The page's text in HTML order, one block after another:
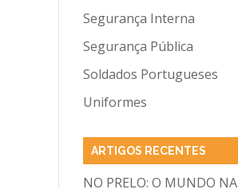
Segurança Interna
Segurança Pública
Soldados Portugueses
Uniformes
ARTIGOS RECENTES
NO PRELO: O MUNDO NA